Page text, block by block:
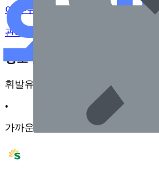
이 주유소의 사장님이신가요?
관리하기
장소 근처 주유소
휘발유
•
가까운순